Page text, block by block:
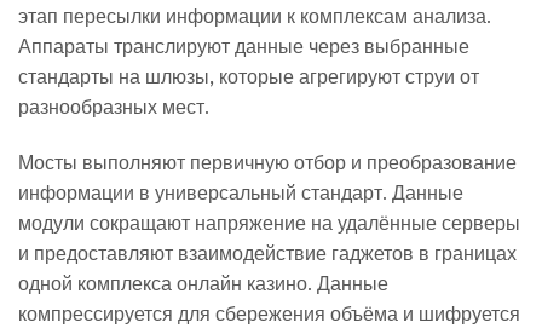
этап пересылки информации к комплексам анализа.
Аппараты транслируют данные через выбранные
стандарты на шлюзы, которые агрегируют струи от
разнообразных мест.
Мосты выполняют первичную отбор и преобразование
информации в универсальный стандарт. Данные
модули сокращают напряжение на удалённые серверы
и предоставляют взаимодействие гаджетов в границах
одной комплекса онлайн казино. Данные
компрессируется для сбережения объёма и шифруется